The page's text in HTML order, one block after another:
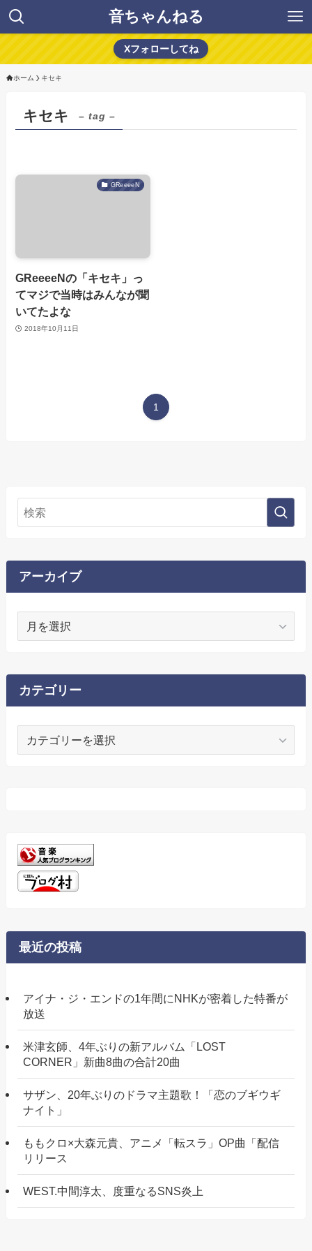
音ちゃんねる
Xフォローしてね
ホーム キセキ
キセキ – tag –
GReeeeN
GReeeeNの「キセキ」っ
てマジで当時はみんなが聞
いてたよな
2018年10月11日
1
アーカイブ
イ
ブ
カテゴリー
最近の投稿
アイナ・ジ・エンドの1年間にNHKが密着した特番が
放送
米津玄師、4年ぶりの新アルバム「LOST
CORNER」新曲8曲の合計20曲
サザン、20年ぶりのドラマ主題歌！「恋のブギウギ
ナイト」
ももクロ×大森元貴、アニメ「転スラ」OP曲「配信
リリース
WEST.中間淳太、度重なるSNS炎上